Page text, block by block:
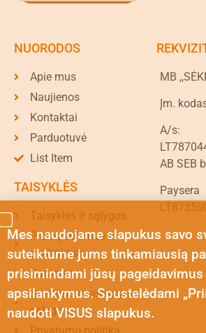
NUORODOS
Apie mus
Naujienos
Kontaktai
Parduotuvė
List Item
TAISYKLĖS
Taisyklės ir sąlygos
Prekių keitimas ir
grąžinimas
Garantija
Siuntimo ir pristatymo
sąlygos
MB
Įm.
A/s:
AB SEB
Paysera
Mes naudojame slapukus savo
suteiktume jums tinkamiausią
prisimindami jūsų
apsilankymus. Spustelėdami
naudoti VISUS slapukus.